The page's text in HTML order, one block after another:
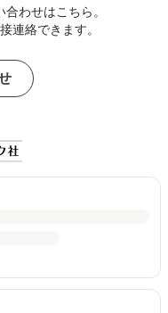
わせはこちら。
連絡できます。